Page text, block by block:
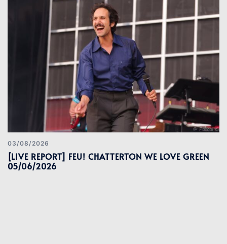
03/08/2026
[LIVE REPORT] FEU! CHATTERTON WE LOVE GREEN
05/06/2026